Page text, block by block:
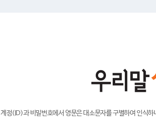
계정(ID)과 비밀번호에서 영문은 대소문자를 구별하여 인식하